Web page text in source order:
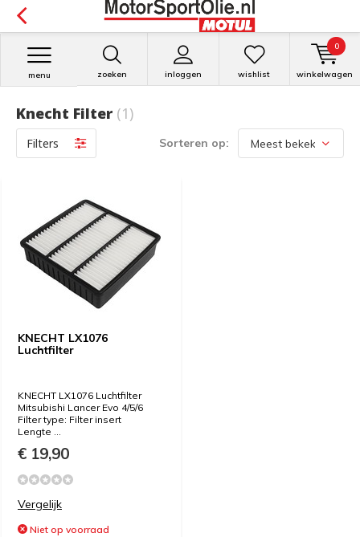
zoeken inloggen
menu wishlist winkelwagen
0
Knecht Filter (1)
Filters Sorteren op:
KNECHT LX1076
Luchtfilter
KNECHT LX1076 Luchtfilter
Mitsubishi Lancer Evo 4/5/6
Filter type: Filter insert
Lengte ...
€ 19,90
Vergelijk
Niet op voorraad